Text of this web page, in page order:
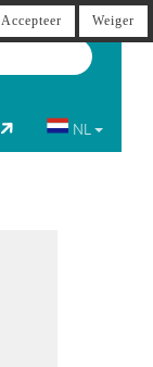
NL
Accepteer Weiger